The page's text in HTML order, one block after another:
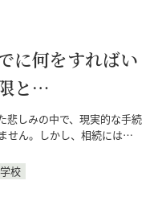
に何をすればい
と…
悲しみの中で、現実的な手続
せん。しかし、相続には…
校